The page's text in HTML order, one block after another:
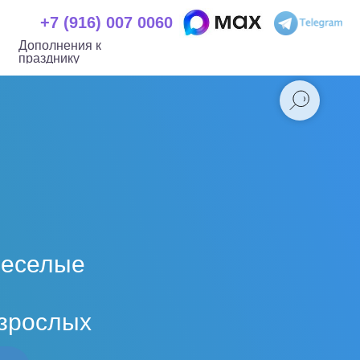
+7 (916) 007 0060
Дополнения к
празднику
+7 (916) 007
0060
празднику